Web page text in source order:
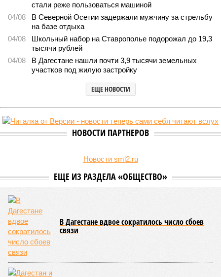
стали реже пользоваться машиной
04/08
В Северной Осетии задержали мужчину за стрельбу
на базе отдыха
04/08
Школьный набор на Ставрополье подорожал до 19,3
тысячи рублей
04/08
В Дагестане нашли почти 3,9 тысячи земельных
участков под жилую застройку
ЕЩЕ НОВОСТИ
НОВОСТИ ПАРТНЕРОВ
Новости smi2.ru
ЕЩЕ ИЗ РАЗДЕЛА «ОБЩЕСТВО»
В Дагестане вдвое сократилось число сбоев
связи